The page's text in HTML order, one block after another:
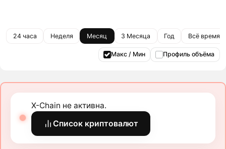
24 часа Неделя Месяц 3 Месяца Год Всё время
Макс / Мин Профиль объёма
X-Chain не активна.
Список криптовалют